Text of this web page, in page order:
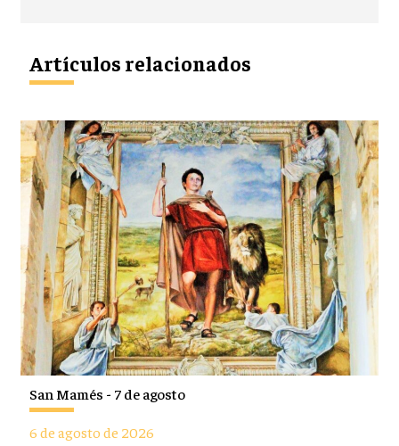
Artículos relacionados
San Mamés - 7 de agosto
6 de agosto de 2026